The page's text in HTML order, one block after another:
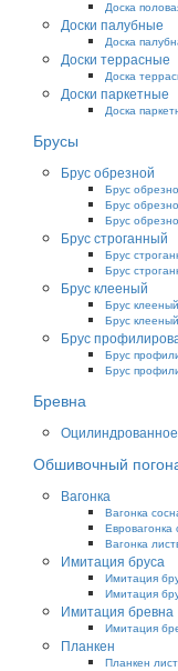
Доска
Доски палубные
Доска
Доски террасные
Доска
Доски паркетные
Доска
Брусы
Брус обрезной
Брус
Брус
Брус
Брус строганный
Брус
Брус
Брус клееный
Брус
Брус
Брус
Брус
Брус
Бревна
Обшивочный
Вагонка
Вагонка
Евровагонка
Вагонка
Имитация бруса
Имитация
Имитация
Имитация бревна
Имитация
Планкен
Планкен